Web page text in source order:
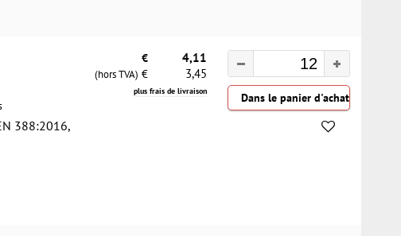
388:2016,
€ 4,11
(hors TVA) € 3,45
plus frais de livraison